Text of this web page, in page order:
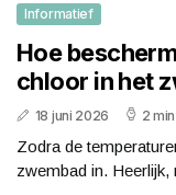
Informatief
Hoe
chloor in het
18 juni 2026 2
Zodra de
zwembad in. Heerlijk,